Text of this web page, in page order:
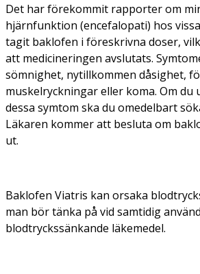
Det har förekommit rapporter om
hjärnfunktion (encefalopati) hos
tagit baklofen i föreskrivna doser,
att medicineringen avslutats.
sömnighet, nytillkommen dåsighet,
muskelryckningar eller koma. Om du
dessa symtom ska du omedelbart
Läkaren kommer att besluta om
ut.
Baklofen Viatris kan orsaka
man bör tänka på vid samtidig
blodtryckssänkande läkemedel.